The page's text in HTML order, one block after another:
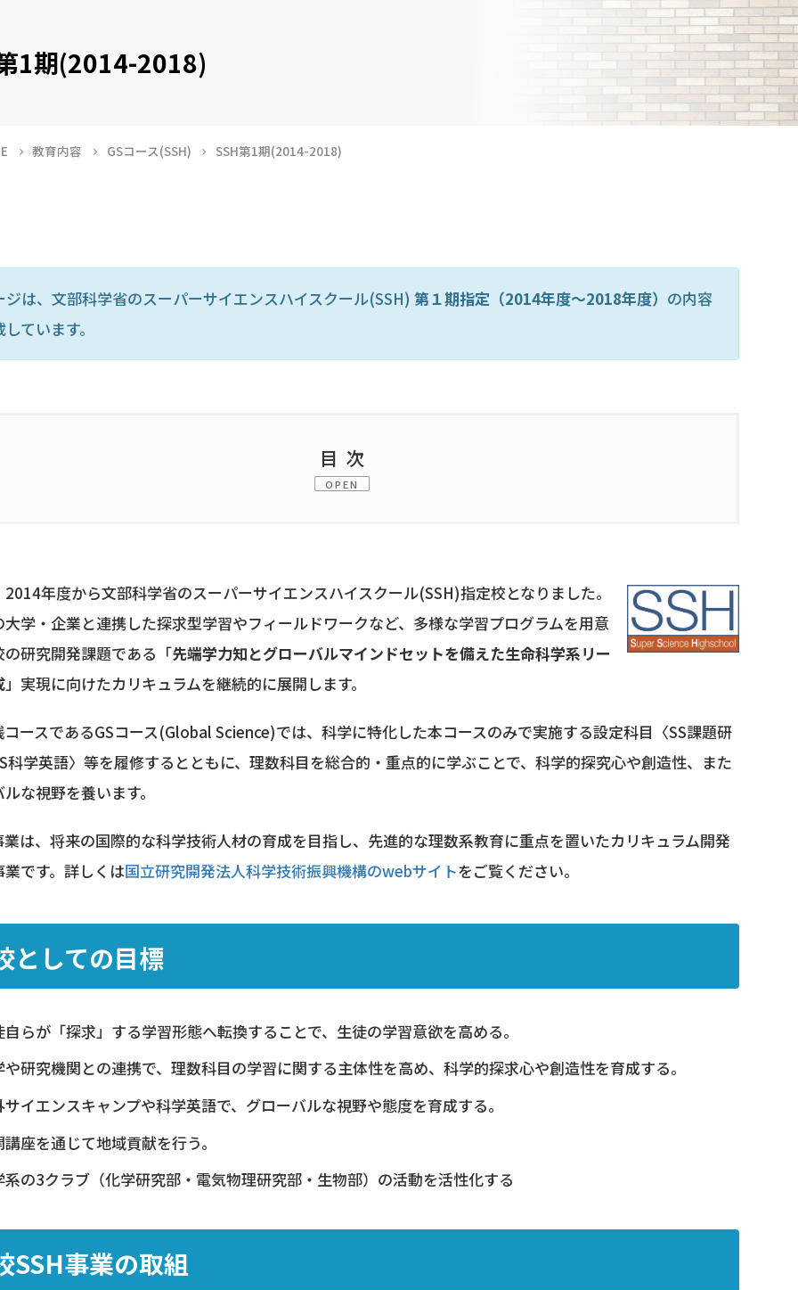
1期(2014-2018)
教育内容 GSコース(SSH) SSH第1期(2014-2018)
ジは、文部科学省のスーパーサイエンスハイスクール(SSH)第１期指定（2014年度～2018年度） の内容
ています。
目次
OPEN
3.本校SSH事業の企画における連携先
4.本校SSH事業の概要図
6.文部科学省による中間評価（平成28年度）
年度から文部科学省のスーパーサイエンスハイスクール(SSH)指定校となりました。
大学・企業と連携した探求型学習やフィールドワークなど、多様な学習プログラムを用意
の研究開発課題である「先端学力知とグローバルマインドセットを備えた生命科学系リー
」実現に向けたカリキュラムを継続的に展開します。
コースであるGSコース(Global Science)では、科学に特化した本コースのみで実施する設定科目〈SS課題研
科学英語〉等を履修するとともに、理数科目を総合的・重点的に学ぶことで、科学的探究心や創造性、また
な視野を養います。
は、将来の国際的な科学技術人材の育成を目指し、先進的な理数系教育に重点を置いたカリキュラム開発
です。詳しくは国立研究開発法人科学技術振興機構のwebサイトをご覧ください。
としての目標
自らが「探求」する学習形態へ転換することで、生徒の学習意欲を高める。
や研究機関との連携で、理数科目の学習に関する主体性を高め、科学的探求心や創造性を育成する。
サイエンスキャンプや科学英語で、グローバルな視野や態度を育成する。
座を通じて地域貢献を行う。
系の3クラブ（化学研究部・電気物理研究部・生物部）の活動を活性化する
SSH事業の取組